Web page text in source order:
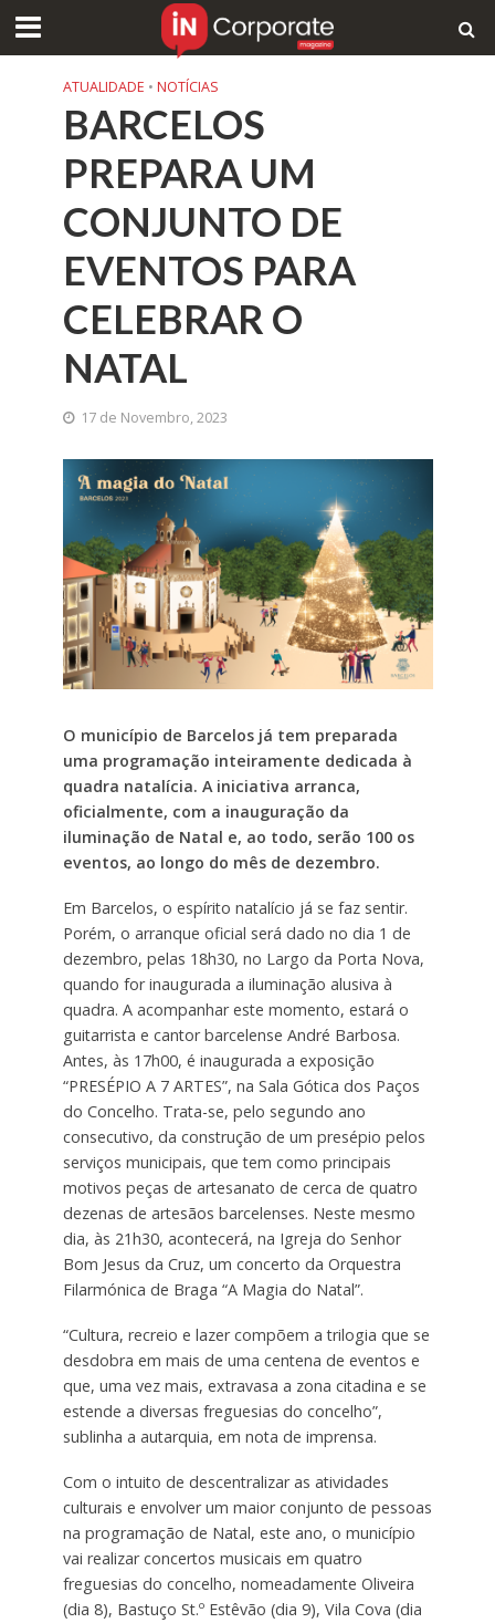
ATUALIDADE • NOTÍCIAS
BARCELOS
PREPARA UM
CONJUNTO DE
EVENTOS PARA
CELEBRAR O
NATAL
17 de Novembro, 2023
O município de Barcelos já tem preparada
uma programação inteiramente dedicada à
quadra natalícia. A iniciativa arranca,
oficialmente, com a inauguração da
iluminação de Natal e, ao todo, serão 100 os
eventos, ao longo do mês de dezembro.
Em Barcelos, o espírito natalício já se faz sentir.
Porém, o arranque oficial será dado no dia 1 de
dezembro, pelas 18h30, no Largo da Porta Nova,
quando for inaugurada a iluminação alusiva à
quadra. A acompanhar este momento, estará o
guitarrista e cantor barcelense André Barbosa.
Antes, às 17h00, é inaugurada a exposição
“PRESÉPIO A 7 ARTES”, na Sala Gótica dos Paços
do Concelho. Trata-se, pelo segundo ano
consecutivo, da construção de um presépio pelos
serviços municipais, que tem como principais
motivos peças de artesanato de cerca de quatro
dezenas de artesãos barcelenses. Neste mesmo
dia, às 21h30, acontecerá, na Igreja do Senhor
Bom Jesus da Cruz, um concerto da Orquestra
Filarmónica de Braga “A Magia do Natal”.
“Cultura, recreio e lazer compõem a trilogia que se
desdobra em mais de uma centena de eventos e
que, uma vez mais, extravasa a zona citadina e se
estende a diversas freguesias do concelho”,
sublinha a autarquia, em nota de imprensa.
Com o intuito de descentralizar as atividades
culturais e envolver um maior conjunto de pessoas
na programação de Natal, este ano, o município
vai realizar concertos musicais em quatro
freguesias do concelho, nomeadamente Oliveira
(dia 8), Bastuço St.º Estêvão (dia 9), Vila Cova (dia